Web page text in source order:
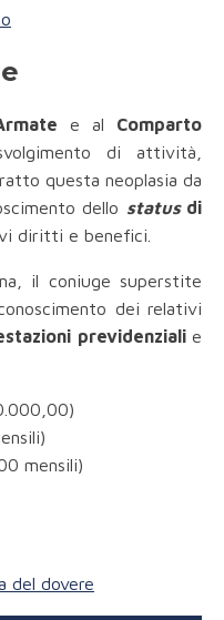
e al Comparto
di attività,
questa neoplasia da
dello status di
diritti e benefici.
il coniuge superstite
dei relativi
previdenziali e
mensili)
del dovere